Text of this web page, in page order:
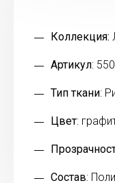
Коллекция:
Артикул:
Тип ткани:
Цвет:
Состав: